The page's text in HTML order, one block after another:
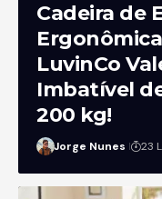
Cadeira de
LuvinCo
Imbatível
200 kg!
Jorge Nunes 23